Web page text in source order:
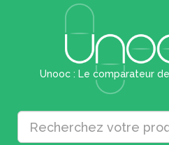
Unooc : Le comparateur